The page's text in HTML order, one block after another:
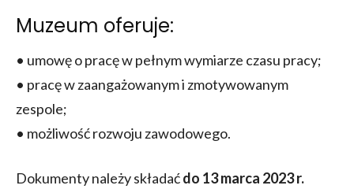
Muzeum oferuje:
• umowę o pracę w pełnym wymiarze czasu pracy;
• pracę w zaangażowanym i zmotywowanym
zespole;
• możliwość rozwoju zawodowego.
Dokumenty należy składaćdo 13 marca 2023 r.